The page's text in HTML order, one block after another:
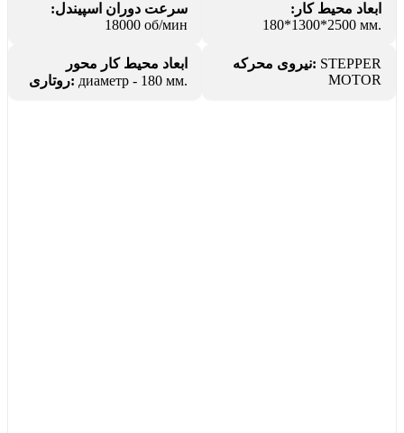
سرعت دوران اسپیندل:
18000 об/мин
ابعاد محیط کار:
2500*1300*180 мм.
ابعاد محیط کار محور
روتاری: диаметр - 180 мм.
نیروی محرکه: STEPPER
MOTOR